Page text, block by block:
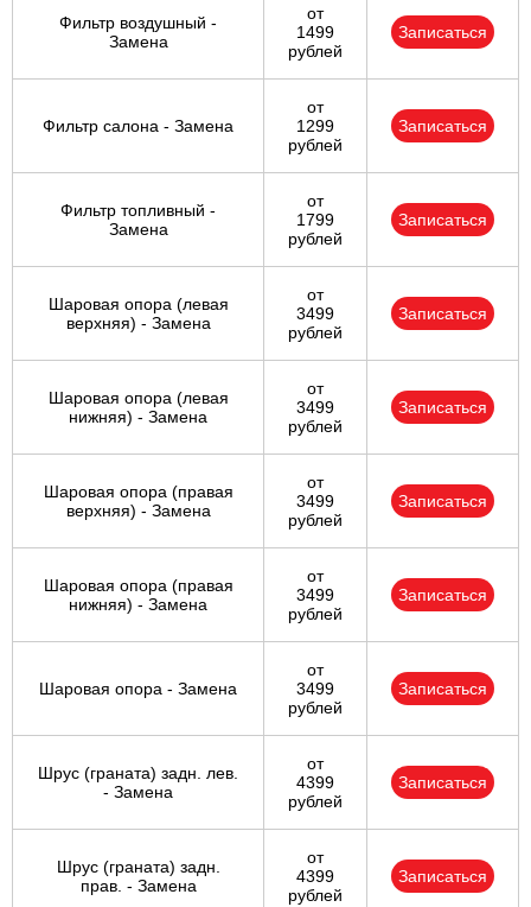
Фильтр воздушный -
Замена
от
1499
рублей
Записаться
Фильтр салона - Замена
от
1299
рублей
Записаться
Фильтр топливный -
Замена
от
1799
рублей
Записаться
Шаровая опора (левая
верхняя) - Замена
от
3499
рублей
Записаться
Шаровая опора (левая
нижняя) - Замена
от
3499
рублей
Записаться
Шаровая опора (правая
верхняя) - Замена
от
3499
рублей
Записаться
Шаровая опора (правая
нижняя) - Замена
от
3499
рублей
Записаться
Шаровая опора - Замена
от
3499
рублей
Записаться
Шрус (граната) задн. лев.
- Замена
от
4399
рублей
Записаться
Шрус (граната) задн.
прав. - Замена
от
4399
рублей
Записаться